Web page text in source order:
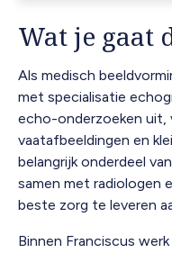
Wat je gaat
Als medisch
met specialisatie
echo-onderzoeken uit,
vaatafbeeldingen en
belangrijk onderdeel
samen met radiologen
beste zorg te leveren
Binnen Franciscus